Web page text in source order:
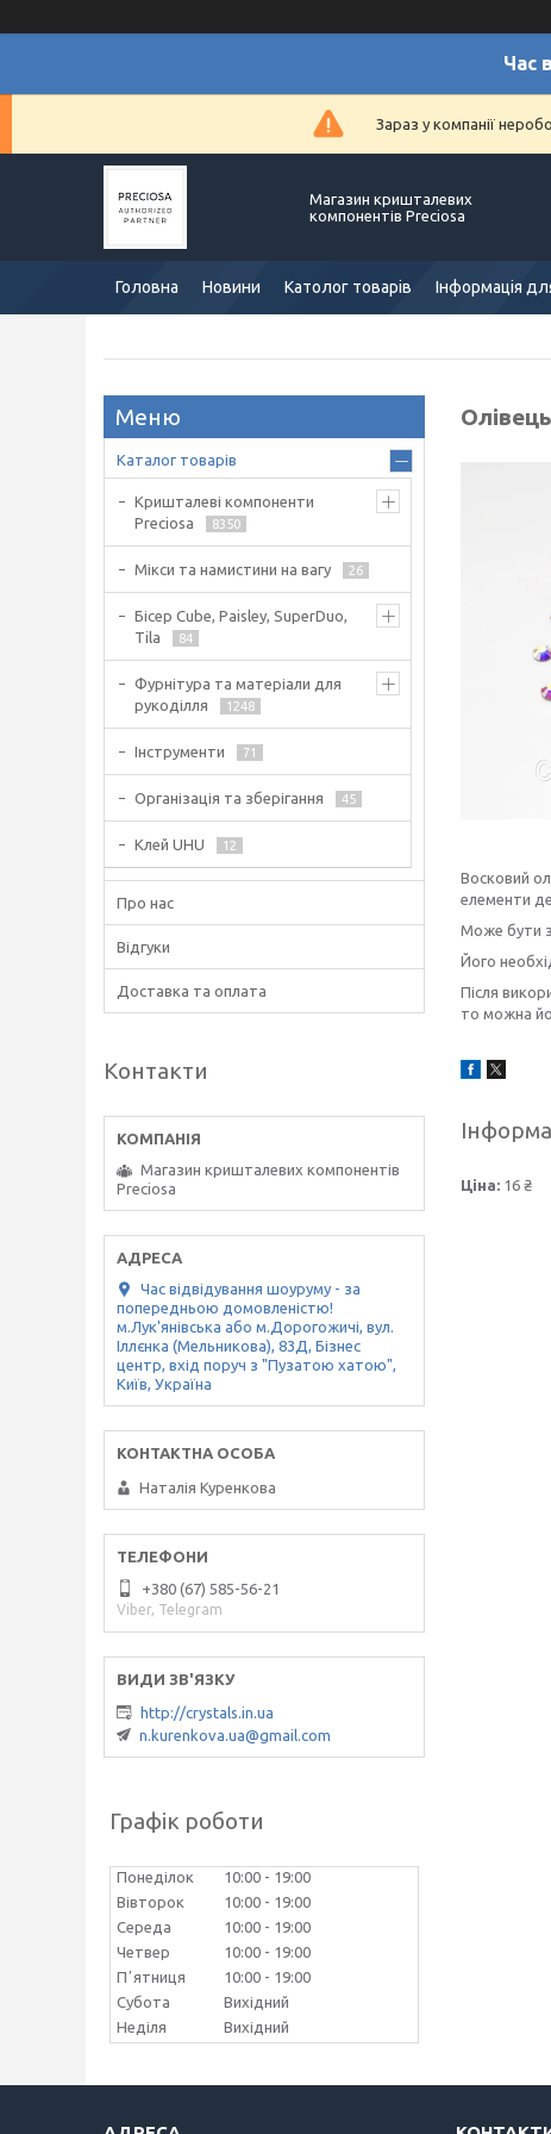
Час
Зараз у компанії
Магазин кришталевих
компонентів Preciosa
Головна Новини Католог товарів Інформація
Восковий
елементи
Може бути з
Його
Після
то можна
Ціна: 16 ₴
Каталог товарів
Кришталеві компоненти
Preciosa
8350
Мікси та намистини на вагу 26
Бісер Cube, Paisley, SuperDuo,
Tila
84
Фурнітура та матеріали для
рукоділля
1248
Інструменти 71
Організація та зберігання 45
Клей UHU 12
Про нас
Відгуки
Доставка та оплата
Контакти
Магазин кришталевих компонентів
Preciosa
Час відвідування шоуруму - за
попередньою домовленістю!
м.Лук'янівська або м.Дорогожичі, вул.
Іллєнка (Мельникова), 83Д, Бізнес
центр, вхід поруч з "Пузатою хатою",
Київ, Україна
Наталія Куренкова
+380 (67) 585-56-21
Viber, Telegram
http://crystals.in.ua
n.kurenkova.ua@gmail.com
Графік роботи
Понеділок 10:00
19:00
Вівторок
10:00
19:00
Середа
10:00
19:00
Четвер
10:00
19:00
Пʼятниця
10:00
19:00
Субота
Вихідний
Неділя
Вихідний